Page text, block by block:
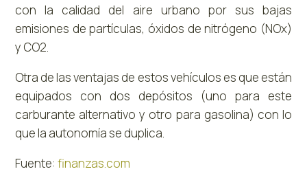
con la calidad del aire urbano por sus bajas
emisiones de partículas, óxidos de nitrógeno (NOx)
y CO2.
Otra de las ventajas de estos vehículos es que están
equipados con dos depósitos (uno para este
carburante alternativo y otro para gasolina) con lo
que la autonomía se duplica.
Fuente:finanzas.com